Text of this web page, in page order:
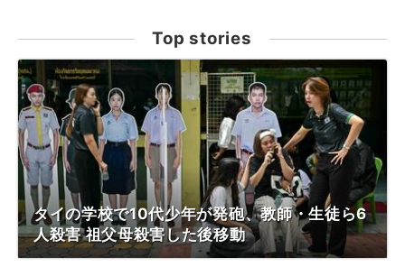
Top stories
タイの学校で10代少年が発砲、教師・生徒ら6
人殺害 祖父母殺害した後移動